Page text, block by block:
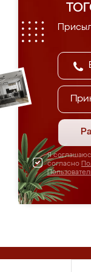
Я
согласно